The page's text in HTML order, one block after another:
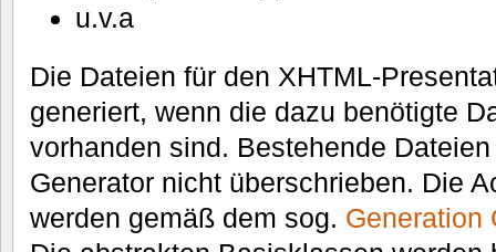
u.v.a
Die Dateien für den XHTML-
generiert, wenn die dazu benötigte
vorhanden sind. Bestehende
Generator nicht überschrieben. Die
werden gemäß dem sog. Generation